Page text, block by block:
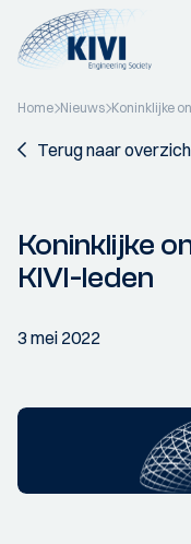
Home Nieuws Koninklijke
Terug naar
Koninklijke
KIVI-leden
3 mei 2022